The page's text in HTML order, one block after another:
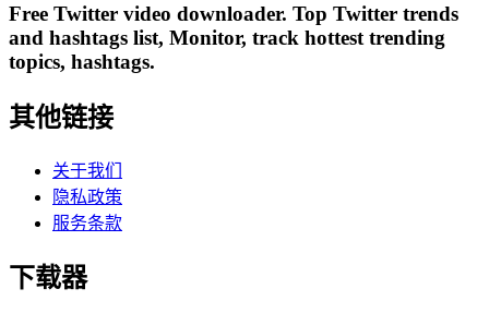
Free Twitter video downloader. Top Twitter trends
and hashtags list, Monitor, track hottest trending
topics, hashtags.
其他链接
关于我们
隐私政策
服务条款
下载器